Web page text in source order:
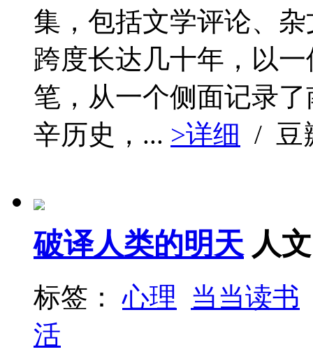
集，包括文学评论、
跨度长达几十年，以
笔，从一个侧面记录
辛历史，... >详细 / 豆
破译人类的明天 人
标签：心理
当当读书
活